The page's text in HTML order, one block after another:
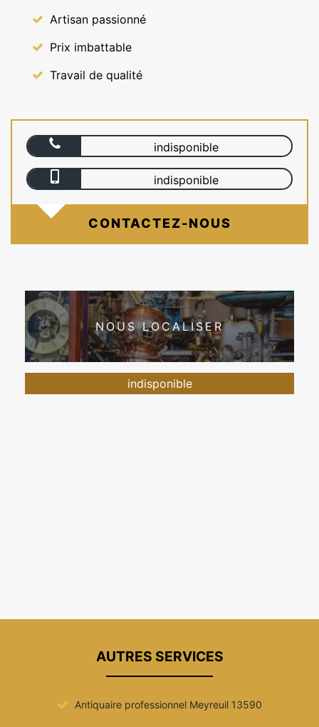
Artisan passionné
Prix imbattable
Travail de qualité
indisponible
indisponible
CONTACTEZ-NOUS
NOUS LOCALISER
indisponible
AUTRES SERVICES
Antiquaire professionnel Meyreuil 13590